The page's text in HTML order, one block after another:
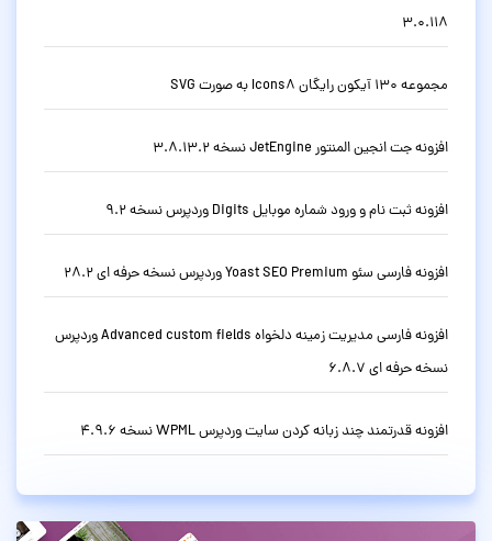
3.0.118
مجموعه 130 آیکون رایگان Icons8 به صورت SVG
افزونه جت انجین المنتور JetEngine نسخه 3.8.13.2
افزونه ثبت نام و ورود شماره موبایل Digits وردپرس نسخه 9.2
افزونه فارسی سئو Yoast SEO Premium وردپرس نسخه حرفه ای 28.2
افزونه فارسی مدیریت زمینه دلخواه Advanced custom fields وردپرس
نسخه حرفه ای 6.8.7
افزونه قدرتمند چند زبانه کردن سایت وردپرس WPML نسخه 4.9.6